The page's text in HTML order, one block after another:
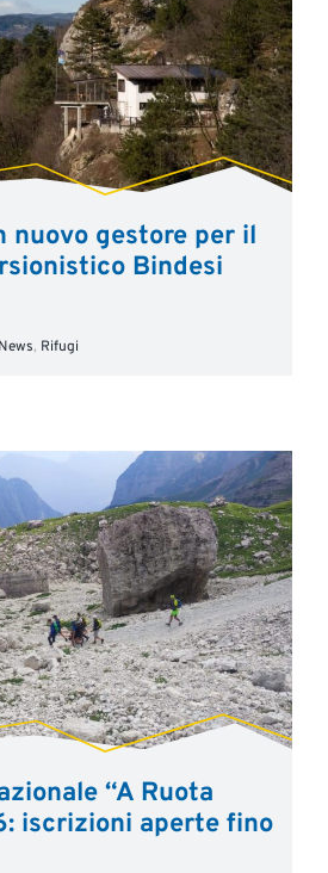
nuovo gestore per il
Bindesi
News, Rifugi
“A Ruota
iscrizioni aperte fino